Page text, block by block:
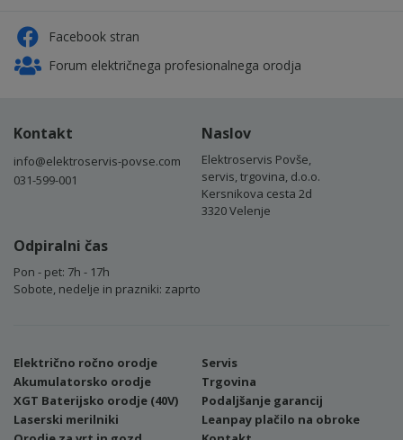
Facebook stran
Forum električnega profesionalnega orodja
Kontakt
info@elektroservis-povse.com
031-599-001
Naslov
Elektroservis Povše,
servis, trgovina, d.o.o.
Kersnikova cesta 2d
3320 Velenje
Odpiralni čas
Pon - pet: 7h - 17h
Sobote, nedelje in prazniki: zaprto
Električno ročno orodje
Akumulatorsko orodje
XGT Baterijsko orodje (40V)
Laserski merilniki
Servis
Trgovina
Podaljšanje garancij
Leanpay plačilo na obroke